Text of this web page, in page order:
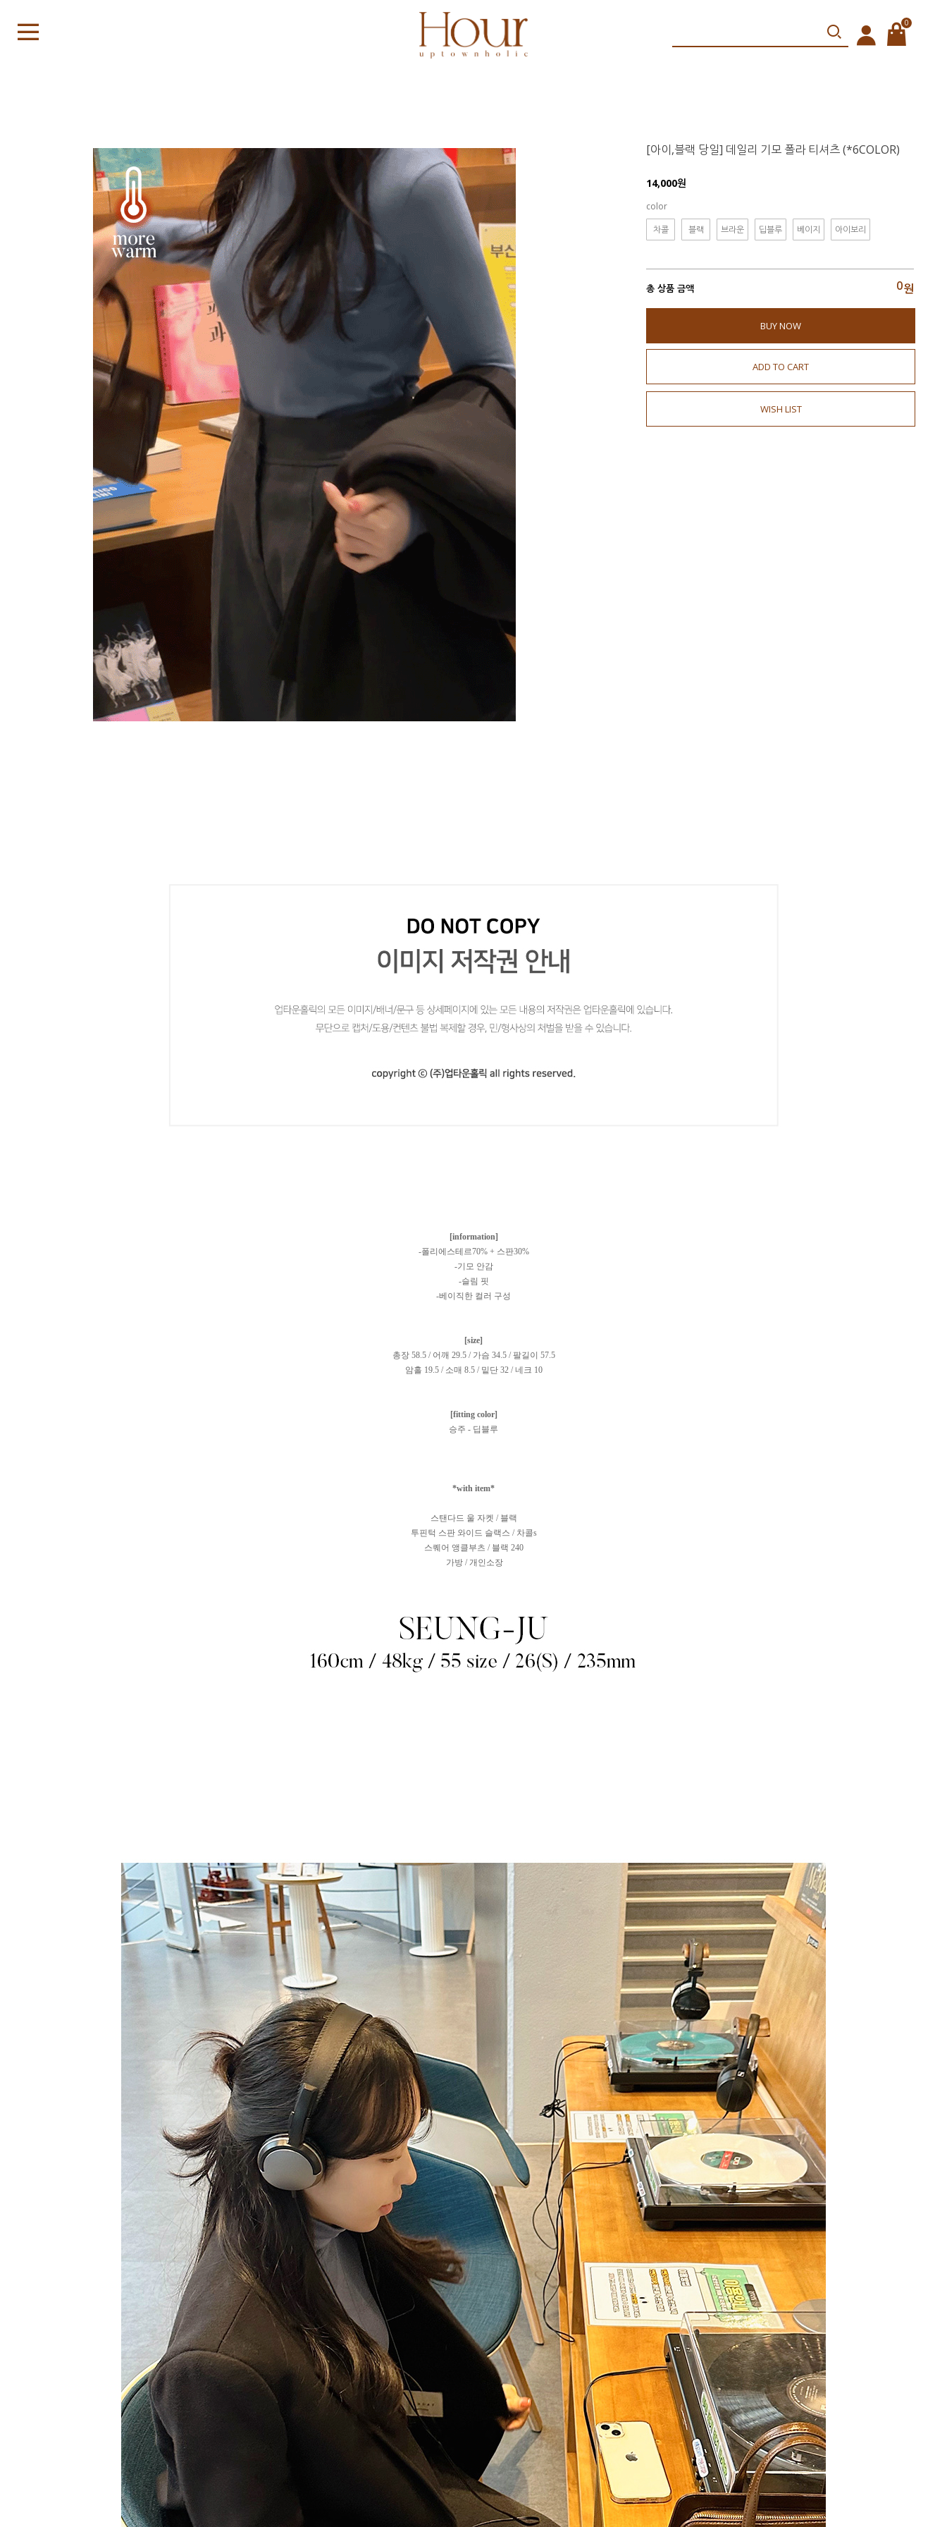
0
[아이,블랙 당일] 데일리 기모 폴라 티셔츠 (*6COLOR)
14,000원
color
차콜
블랙 브라운 딥블루 베이지 아이보리
총 상품 금액 0원
BUY NOW
ADD TO CART
WISH LIST
[information]
-폴리에스테르70% + 스판30%
-기모 안감
-슬림 핏
-베이직한 컬러 구성
[size]
총장 58.5 / 어깨 29.5 / 가슴 34.5 / 팔길이 57.5
암홀 19.5 / 소매 8.5 / 밑단 32 / 네크 10
[fitting color]
승주 - 딥블루
*with item*
스탠다드 울 자켓 / 블랙
투핀턱 스판 와이드 슬랙스 / 차콜s
스퀘어 앵클부츠 / 블랙 240
가방 / 개인소장